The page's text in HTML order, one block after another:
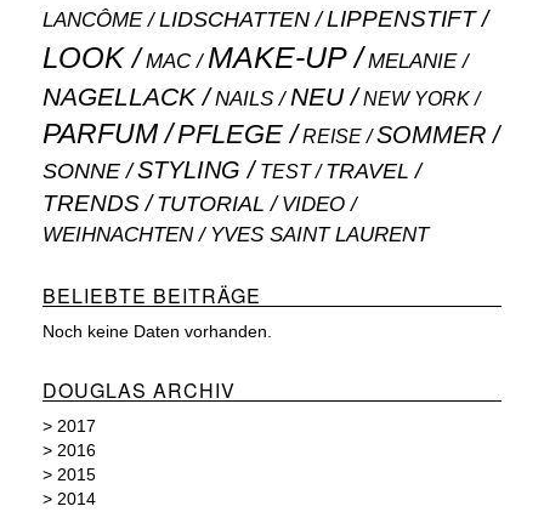
LANCÔME
LIDSCHATTEN LIPPENSTIFT
LOOK MAC MAKE-UP MELANIE
NAGELLACK NAILS NEU NEW YORK
PARFUM PFLEGE REISE SOMMER
SONNE STYLING TEST TRAVEL
TRENDS TUTORIAL VIDEO
WEIHNACHTEN YVES SAINT LAURENT
BELIEBTE BEITRÄGE
Noch keine Daten vorhanden.
DOUGLAS ARCHIV
> 2017
> 2016
> 2015
> 2014